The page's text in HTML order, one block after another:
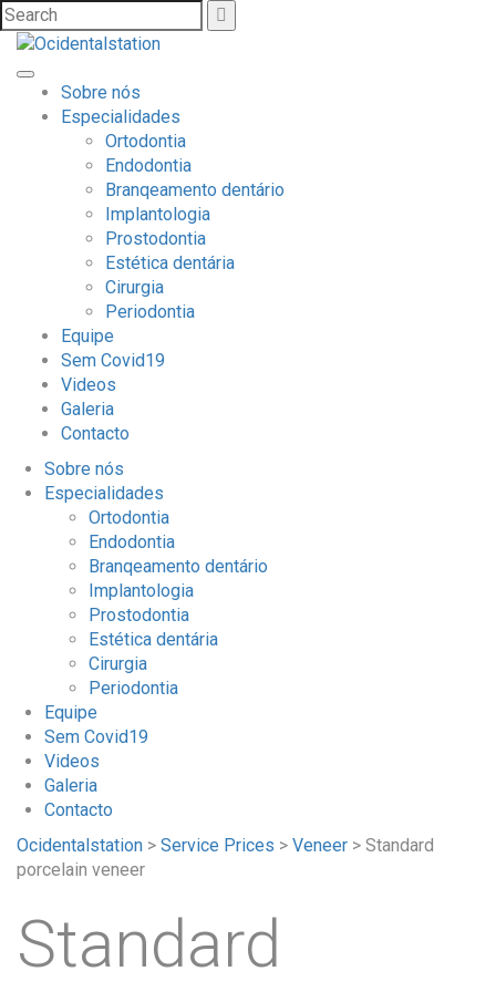
Sobre nós
Especialidades
Ortodontia
Endodontia
Branqeamento dentário
Implantologia
Prostodontia
Estética dentária
Cirurgia
Periodontia
Equipe
Sem Covid19
Videos
Galeria
Contacto
Sobre nós
Especialidades
Ortodontia
Endodontia
Branqeamento dentário
Implantologia
Prostodontia
Estética dentária
Cirurgia
Periodontia
Equipe
Sem Covid19
Videos
Galeria
Contacto
Ocidentalstation > Service Prices > Veneer > Standard
porcelain veneer
Standard